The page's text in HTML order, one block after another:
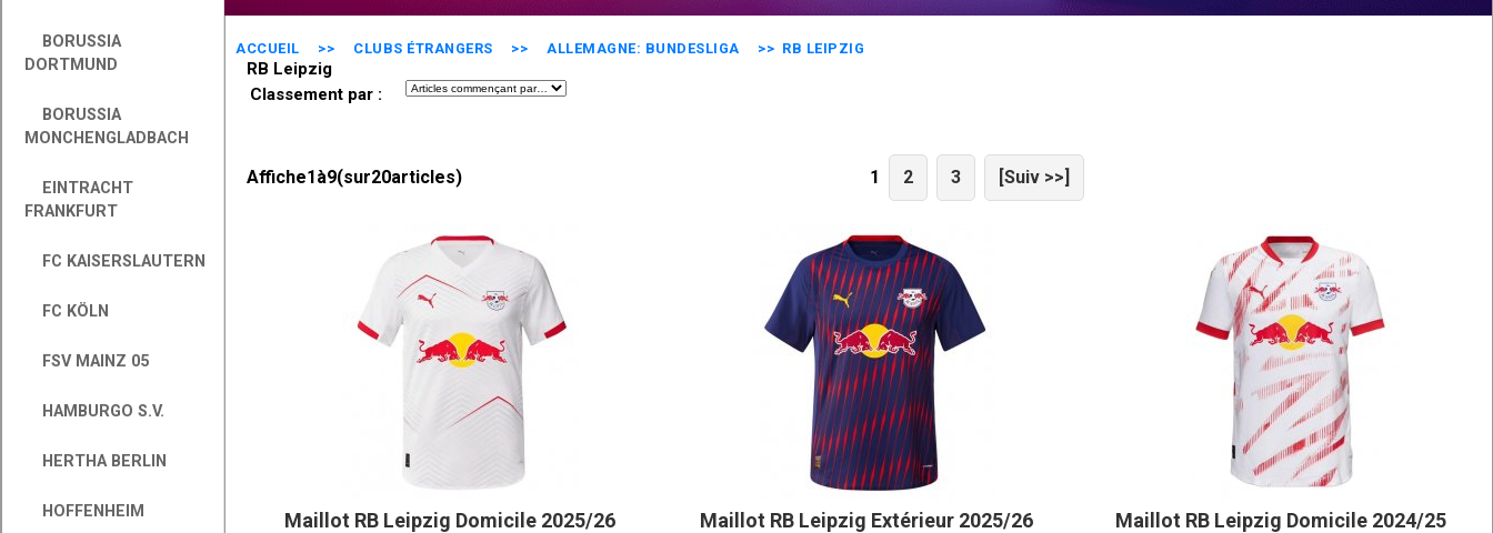
BORUSSIA
DORTMUND
BORUSSIA
MONCHENGLADBACH
EINTRACHT
FRANKFURT
FC KAISERSLAUTERN
FC KÖLN
FSV MAINZ 05
HAMBURGO S.V.
HERTHA BERLIN
HOFFENHEIM
ACCUEIL >> CLUBS ÉTRANGERS >> ALLEMAGNE: BUNDESLIGA >> RB LEIPZIG
RB Leipzig
Classement par :
Affiche1 à9(sur20articles) 1 2 3 [Suiv >>]
Maillot RB Leipzig Domicile 2025/26
Maillot RB Leipzig Extérieur 2025/26
Maillot RB Leipzig Domicile 2024/25